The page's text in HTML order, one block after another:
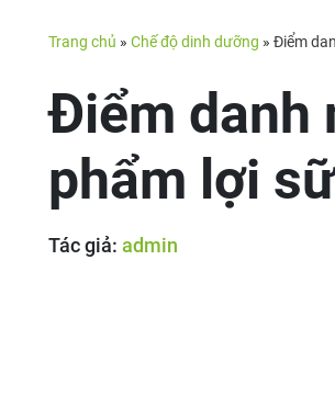
Trang chủ » Chế độ dinh dưỡng » Điểm
Điểm danh
phẩm lợi
Tác giả: admin